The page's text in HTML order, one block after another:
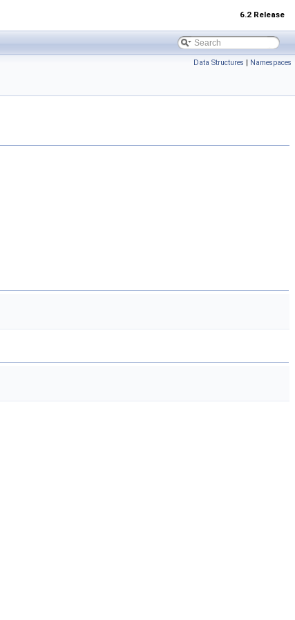
6.2 Release
Data Structures | Namespaces